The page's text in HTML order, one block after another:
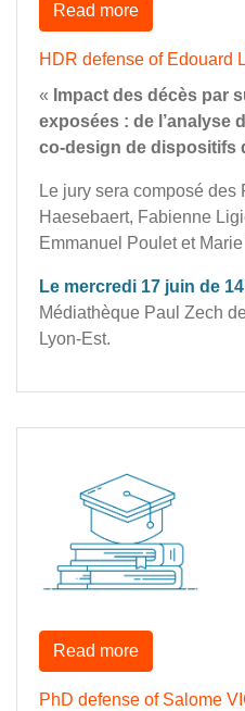
HDR defense of Edouard
« Impact des décès par
exposées : de l’analyse
co-design de dispositifs
Le jury sera composé des
Haesebaert, Fabienne
Emmanuel Poulet et Marie
Le mercredi 17 juin de
Médiathèque Paul Zech
Lyon-Est.
Read more
PhD defense of Salome
Read more